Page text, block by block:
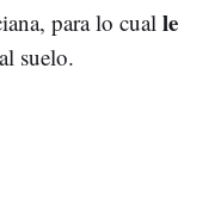
para lo cualle
suelo.